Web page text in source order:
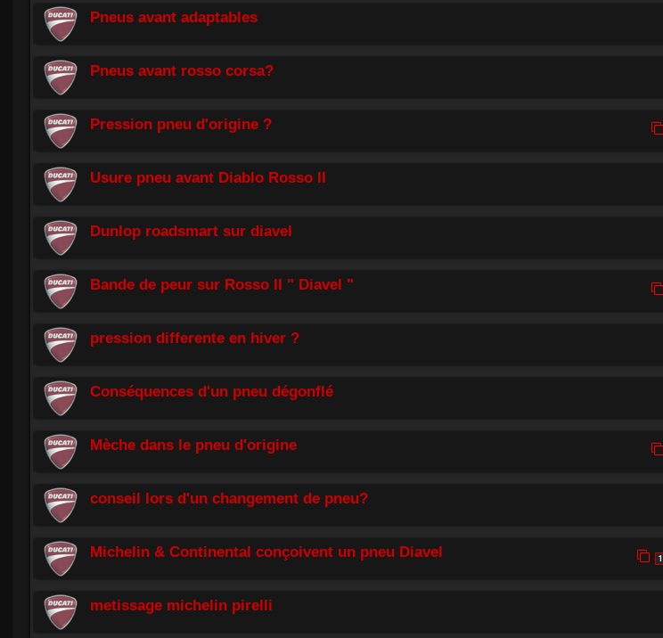
Pneus avant adaptables
Pneus avant rosso corsa?
Pression pneu d'origine ?
Usure pneu avant Diablo Rosso II
Dunlop roadsmart sur diavel
Bande de peur sur Rosso II " Diavel "
pression differente en hiver ?
Conséquences d'un pneu dégonflé
Mèche dans le pneu d'origine
conseil lors d'un changement de pneu?
Michelin & Continental conçoivent un pneu Diavel 1
metissage michelin pirelli